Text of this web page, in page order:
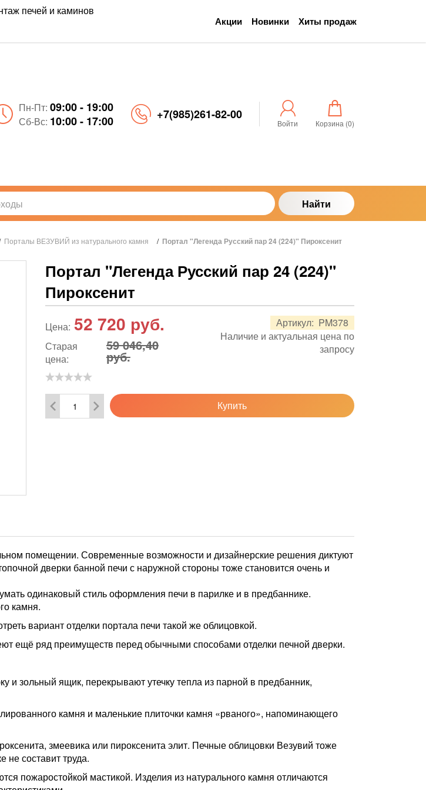
печей и каминов
Акции Новинки Хиты продаж
Пн-Пт: 09:00 - 19:00
Сб-Вс: 10:00 - 17:00 +7(985)261-82-00
Войти Корзина (0)
Найти
Порталы ВЕЗУВИЙ из натурального камня / Портал "Легенда Русский пар 24 (224)" Пироксенит
Портал "Легенда Русский пар 24 (224)"
Пироксенит
Артикул: PM378
Наличие и актуальная цена по
запросу
Цена: 52 720 руб.
Старая
цена:
59 046,40
руб.
Купить
помещении. Современные возможности и дизайнерские решения диктуют
дверки банной печи с наружной стороны тоже становится очень и
одинаковый стиль оформления печи в парилке и в предбаннике.
камня.
вариант отделки портала печи такой же облицовкой.
ещё ряд преимуществ перед обычными способами отделки печной дверки.
и зольный ящик, перекрывают утечку тепла из парной в предбанник,
камня и маленькие плиточки камня «рваного», напоминающего
змеевика или пироксенита элит. Печные облицовки Везувий тоже
не составит труда.
пожаростойкой мастикой. Изделия из натурального камня отличаются